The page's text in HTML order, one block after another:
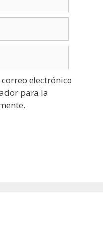
electrónico
para la